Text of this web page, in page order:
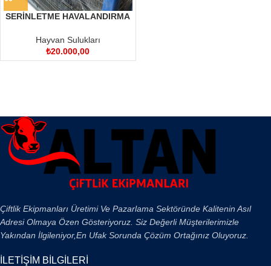
SERİNLETME HAVALANDIRMA
Hayvan Sulukları
₺20.000,00
Çiftlik Ekipmanları Üretimi Ve Pazarlama Sektöründe Kalitenin Asıl
Adresi Olmaya Özen Gösteriyoruz. Siz Değerli Müşterilerimizle
Yakından İlgileniyor,En Ufak Sorunda Çözüm Ortağınız Oluyoruz.
İLETİŞİM BİLGİLERİ